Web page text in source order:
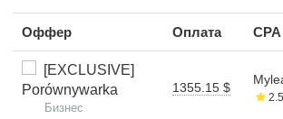
Оффер Оплата CPA
[EXCLUSIVE]
Porównywarka
Бизнес
1355.15 $
2.5